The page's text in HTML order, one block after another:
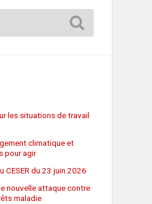
les situations de travail
climatique et
pour agir
CESER du 23 juin 2026
nouvelle attaque contre
maladie